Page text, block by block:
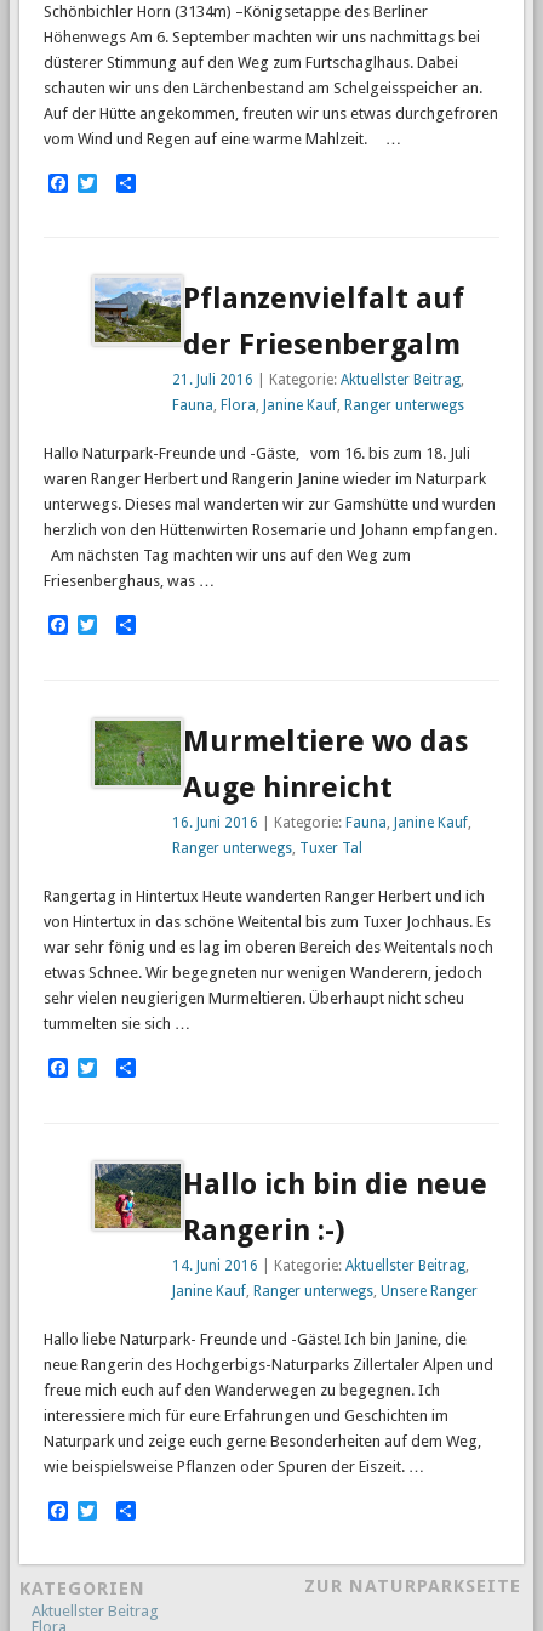
Schönbichler Horn (3134m) –Königsetappe des Berliner
Höhenwegs Am 6. September machten wir uns nachmittags bei
düsterer Stimmung auf den Weg zum Furtschaglhaus. Dabei
schauten wir uns den Lärchenbestand am Schelgeisspeicher an.
Auf der Hütte angekommen, freuten wir uns etwas durchgefroren
vom Wind und Regen auf eine warme Mahlzeit. …
Facebook
TwitterEmpfehlen
Pflanzenvielfalt auf
der Friesenbergalm
21. Juli 2016 | Kategorie: Aktuellster Beitrag,
Fauna, Flora, Janine Kauf, Ranger unterwegs
Hallo Naturpark-Freunde und -Gäste, vom 16. bis zum 18. Juli
waren Ranger Herbert und Rangerin Janine wieder im Naturpark
unterwegs. Dieses mal wanderten wir zur Gamshütte und wurden
herzlich von den Hüttenwirten Rosemarie und Johann empfangen.
Am nächsten Tag machten wir uns auf den Weg zum
Friesenberghaus, was …
Facebook
TwitterEmpfehlen
Murmeltiere wo das
Auge hinreicht
16. Juni 2016 | Kategorie: Fauna, Janine Kauf,
Ranger unterwegs, Tuxer Tal
Rangertag in Hintertux Heute wanderten Ranger Herbert und ich
von Hintertux in das schöne Weitental bis zum Tuxer Jochhaus. Es
war sehr fönig und es lag im oberen Bereich des Weitentals noch
etwas Schnee. Wir begegneten nur wenigen Wanderern, jedoch
sehr vielen neugierigen Murmeltieren. Überhaupt nicht scheu
tummelten sie sich …
Facebook
TwitterEmpfehlen
Hallo ich bin die neue
Rangerin :-)
14. Juni 2016 | Kategorie: Aktuellster Beitrag,
Janine Kauf, Ranger unterwegs, Unsere Ranger
Hallo liebe Naturpark- Freunde und -Gäste! Ich bin Janine, die
neue Rangerin des Hochgerbigs-Naturparks Zillertaler Alpen und
freue mich euch auf den Wanderwegen zu begegnen. Ich
interessiere mich für eure Erfahrungen und Geschichten im
Naturpark und zeige euch gerne Besonderheiten auf dem Weg,
wie beispielsweise Pflanzen oder Spuren der Eiszeit. …
Facebook
TwitterEmpfehlen
KATEGORIEN
Aktuellster Beitrag
Flora
ZUR NATURPARKSEITE